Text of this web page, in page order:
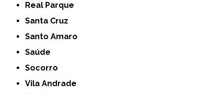
Real Parque
Santa Cruz
Santo Amaro
Saúde
Socorro
Vila Andrade